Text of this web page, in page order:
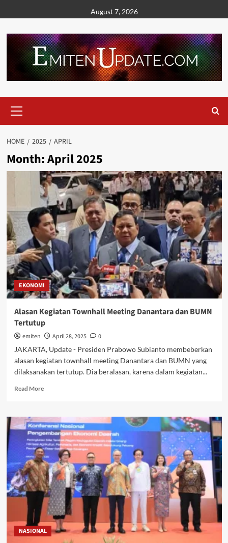
to
content
August 7, 2026
Menu
HOME 2025 APRIL
Month:April 2025
EKONOMI
Alasan Kegiatan Townhall Meeting Danantara dan BUMN
Tertutup
emiten April 28, 2025
0
JAKARTA, Update - Presiden Prabowo Subianto membeberkan
alasan kegiatan townhall meeting Danantara dan BUMN yang
dilaksanakan tertutup. Dia beralasan, karena dalam kegiatan...
Read MoreRead
Alasan
Kegiatan Townhall
Meeting Danantara
dan
BUMN
Tertutup
NASIONAL